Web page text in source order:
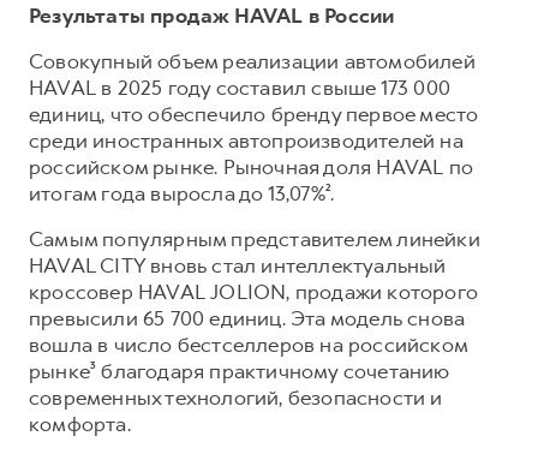
АКСЕССУАРЫ HAVAL
Автомобильные аксессуары
Коллекция CITY
Коллекция Базовая
Коллекция Детская
Коллекция CITY
Коллекция Базовая
Коллекция Детская
Результаты продаж HAVAL в России
Совокупный объем реализации автомобилей
HAVAL в 2025 году составил свыше 173 000
единиц, что обеспечило бренду первое место
среди иностранных автопроизводителей на
российском рынке. Рыночная доля HAVAL по
итогам года выросла до 13,07%².
Самым популярным представителем линейки
HAVAL CITY вновь стал интеллектуальный
кроссовер HAVAL JOLION, продажи которого
превысили 65 700 единиц. Эта модель снова
вошла в число бестселлеров на российском
рынке³ благодаря практичному сочетанию
современных технологий, безопасности и
комфорта.